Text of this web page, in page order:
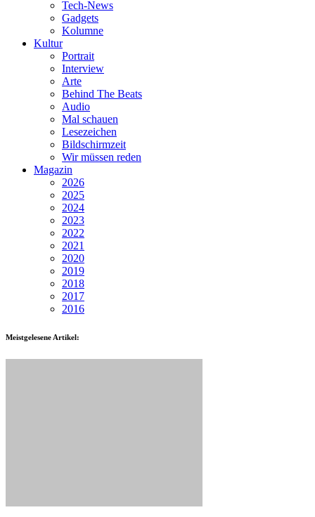
Tech-News
Gadgets
Kolumne
Kultur
Portrait
Interview
Arte
Behind The Beats
Audio
Mal schauen
Lesezeichen
Bildschirmzeit
Wir müssen reden
Magazin
2026
2025
2024
2023
2022
2021
2020
2019
2018
2017
2016
Meistgelesene Artikel: